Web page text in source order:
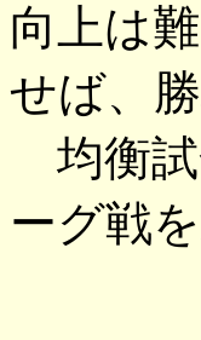
向上は
せば、
均衡試
ーグ戦